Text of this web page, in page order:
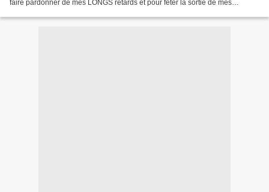
faire pardonner de mes LONGS retards et pour fêter la sortie de mes